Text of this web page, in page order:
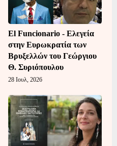
El Funcionario - Ελεγεία
στην Ευρωκρατία των
Βρυξελλών του Γεώργιου
Θ. Συριόπουλου
28 Ιουλ, 2026